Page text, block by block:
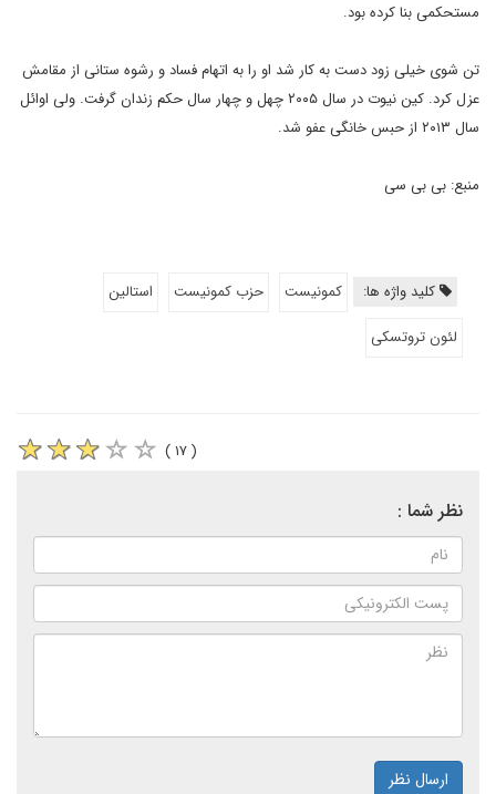
مستحکمی بنا کرده بود.
تن شوی خیلی زود دست به کار شد او را به اتهام فساد و رشوه ستانی از مقامش
عزل کرد. کین نیوت در سال ۲۰۰۵ چهل و چهار سال حکم زندان گرفت. ولی اوائل
سال ۲۰۱۳ از حبس خانگی عفو شد.
منبع: بی بی سی
کلید واژه ها: کمونیست حزب کمونیست
استالین
لئون تروتسکی
( ۱۷ )
نظر شما :
ارسال نظر